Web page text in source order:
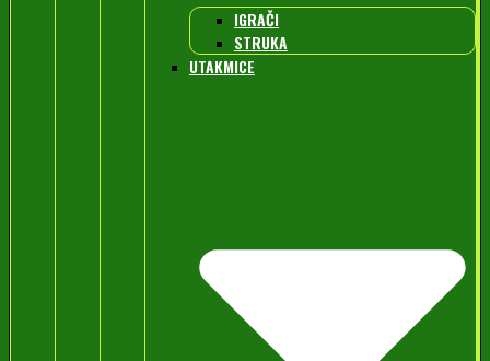
IGRAČI
STRUKA
UTAKMICE